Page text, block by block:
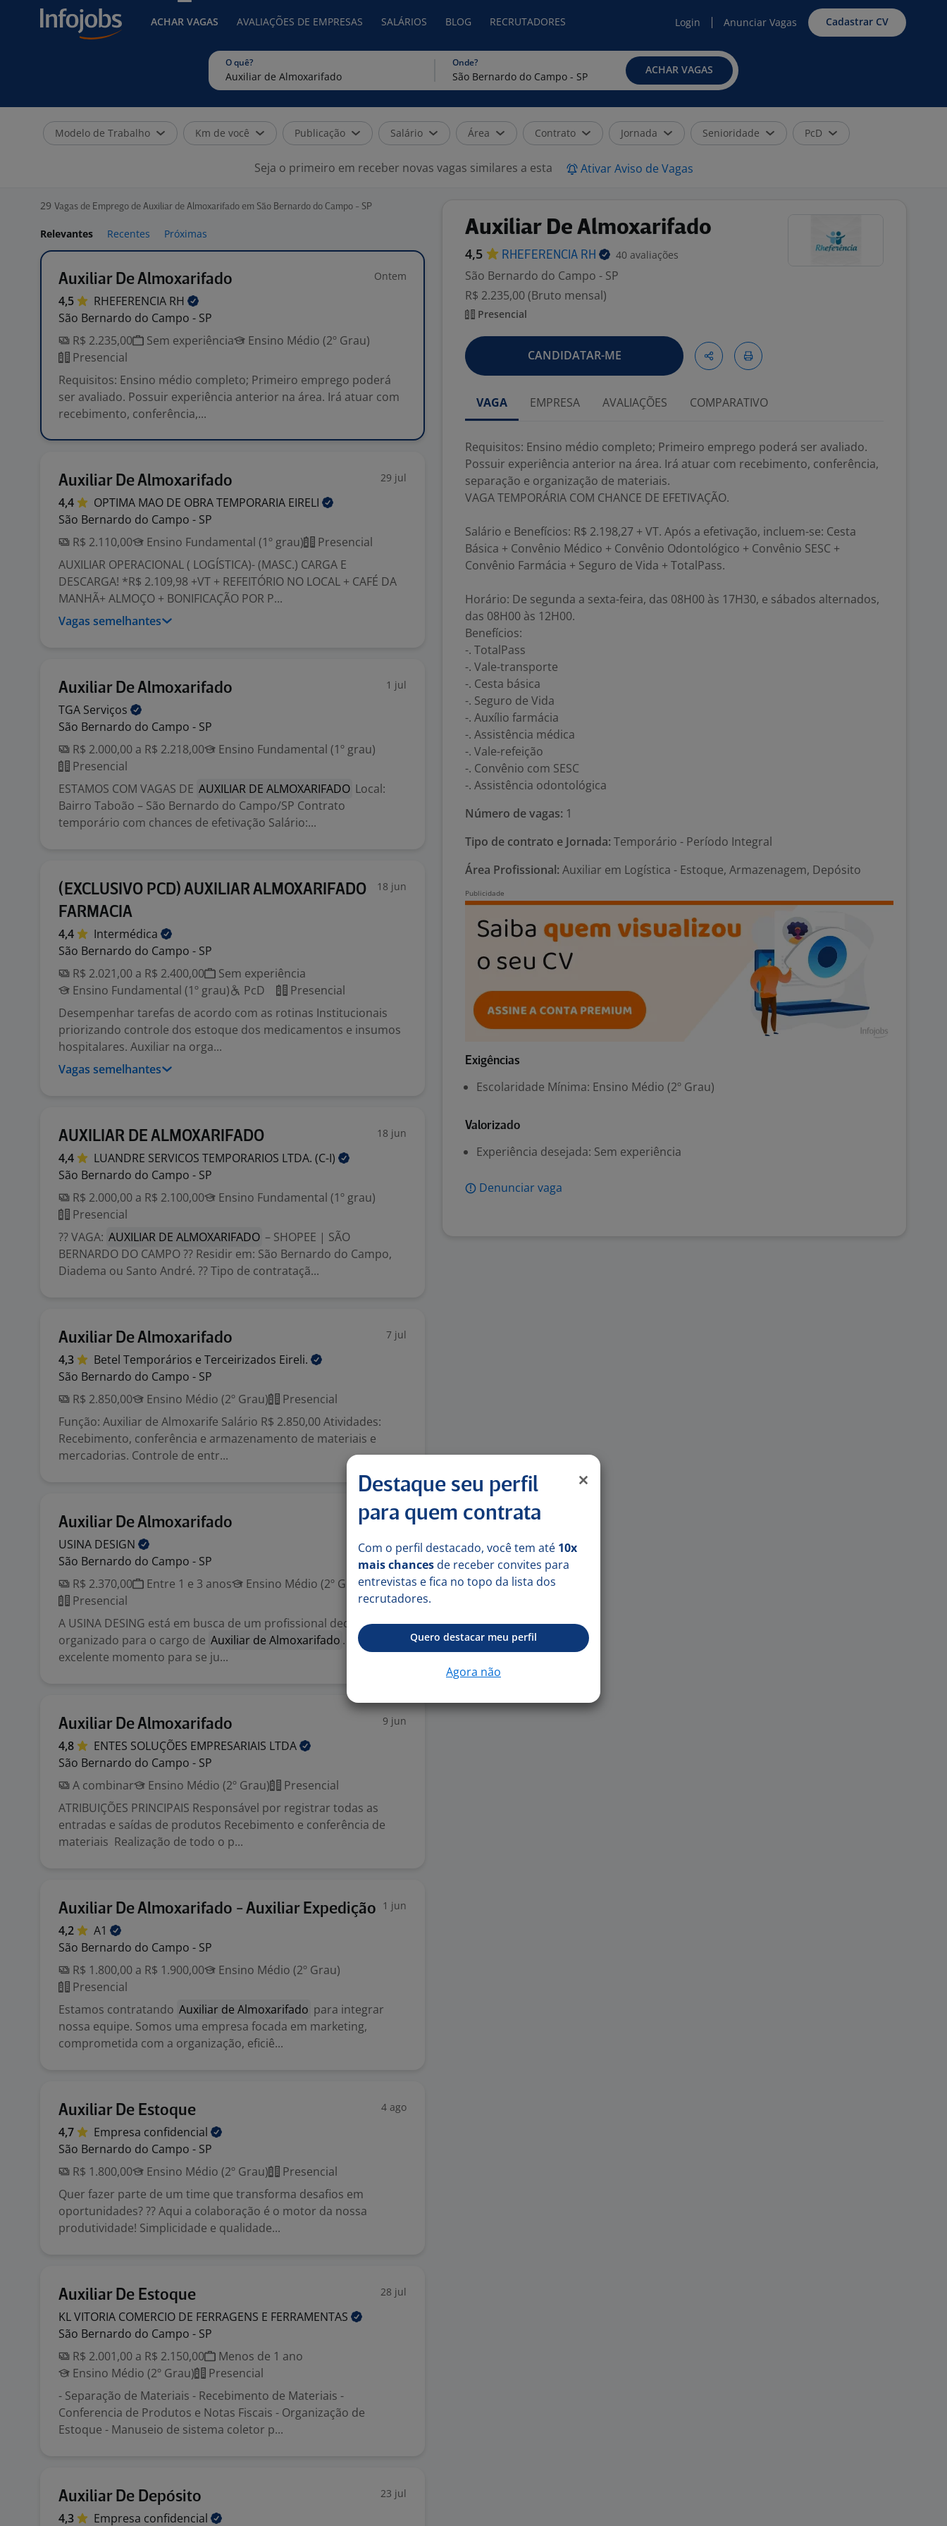
ACHAR VAGAS AVALIAÇÕES DE EMPRESAS SALÁRIOS BLOG RECRUTADORES Login Anunciar Vagas Cadastrar CV
O quê? Onde?
ACHAR VAGAS
Modelo de Trabalho Km de você Publicação Salário Área Contrato Jornada Senioridade PcD
Seja o primeiro em receber novas vagas similares a esta Ativar Aviso de Vagas
29 Vagas de Emprego de Auxiliar de Almoxarifado em São Bernardo do Campo - SP
Relevantes Recentes Próximas
Auxiliar De Almoxarifado Ontem
4,5 RHEFERENCIA RH
São Bernardo do Campo - SP
R$ 2.235,00
Sem experiência
Ensino Médio (2º Grau)
Presencial
Requisitos: Ensino médio completo; Primeiro emprego poderá
ser avaliado. Possuir experiência anterior na área. Irá atuar com
recebimento, conferência,...
Auxiliar De Almoxarifado 29 jul
4,4 OPTIMA MAO DE OBRA TEMPORARIA EIRELI
São Bernardo do Campo - SP
R$ 2.110,00
Ensino Fundamental (1º grau)
Presencial
AUXILIAR OPERACIONAL ( LOGÍSTICA)- (MASC.) CARGA E
DESCARGA! *R$ 2.109,98 +VT + REFEITÓRIO NO LOCAL + CAFÉ DA
MANHÃ+ ALMOÇO + BONIFICAÇÃO POR P...
Vagas semelhantes
Auxiliar De Almoxarifado 1 jul
TGA Serviços
São Bernardo do Campo - SP
R$ 2.000,00 a R$ 2.218,00
Ensino Fundamental (1º grau)
Presencial
ESTAMOS COM VAGAS DE AUXILIAR DE ALMOXARIFADO Local:
Bairro Taboão – São Bernardo do Campo/SP Contrato
temporário com chances de efetivação Salário:...
(EXCLUSIVO PCD) AUXILIAR ALMOXARIFADO
FARMACIA
18 jun
4,4
Intermédica
São Bernardo do Campo - SP
R$ 2.021,00 a R$ 2.400,00
Sem experiência
Ensino Fundamental (1º grau)
PcD
Presencial
Desempenhar tarefas de acordo com as rotinas Institucionais
priorizando controle dos estoque dos medicamentos e insumos
hospitalares. Auxiliar na orga...
Vagas semelhantes
AUXILIAR DE ALMOXARIFADO 18 jun
4,4 LUANDRE SERVICOS TEMPORARIOS LTDA. (C-I)
São Bernardo do Campo - SP
R$ 2.000,00 a R$ 2.100,00
Ensino Fundamental (1º grau)
Presencial
?? VAGA: AUXILIAR DE ALMOXARIFADO – SHOPEE | SÃO
BERNARDO DO CAMPO ?? Residir em: São Bernardo do Campo,
Diadema ou Santo André. ?? Tipo de contrataçã...
Auxiliar De Almoxarifado 7 jul
4,3 Betel Temporários e Terceirizados Eireli.
São Bernardo do Campo - SP
R$ 2.850,00
Ensino Médio (2º Grau)
Presencial
Função: Auxiliar de Almoxarife Salário R$ 2.850,00 Atividades:
Recebimento, conferência e armazenamento de materiais e
mercadorias. Controle de entr...
Auxiliar De Almoxarifado 1 jul
USINA DESIGN
São Bernardo do Campo - SP
R$ 2.370,00
Entre 1 e 3 anos
Ensino Médio (2º Grau)
Presencial
A USINA DESING está em busca de um profissional dedicado e
organizado para o cargo de Auxiliar de Almoxarifado . Este é um
excelente momento para se ju...
Auxiliar De Almoxarifado 9 jun
4,8 ENTES SOLUÇÕES EMPRESARIAIS LTDA
São Bernardo do Campo - SP
A combinar
Ensino Médio (2º Grau)
Presencial
ATRIBUIÇÕES PRINCIPAIS Responsável por registrar todas as
entradas e saídas de produtos Recebimento e conferência de
materiais Realização de todo o p...
Auxiliar De Almoxarifado - Auxiliar Expedição 1 jun
4,2
A1
São Bernardo do Campo - SP
R$ 1.800,00 a R$ 1.900,00
Ensino Médio (2º Grau)
Presencial
Estamos contratando Auxiliar de Almoxarifado para integrar
nossa equipe. Somos uma empresa focada em marketing,
comprometida com a organização, eficiê...
Auxiliar De Estoque 4 ago
4,7 Empresa confidencial
São Bernardo do Campo - SP
R$ 1.800,00
Ensino Médio (2º Grau)
Presencial
Quer fazer parte de um time que transforma desafios em
oportunidades? ?? Aqui a colaboração é o motor da nossa
produtividade! Simplicidade e qualidade...
Auxiliar De Estoque 28 jul
KL VITORIA COMERCIO DE FERRAGENS E FERRAMENTAS
São Bernardo do Campo - SP
R$ 2.001,00 a R$ 2.150,00
Menos de 1 ano
Ensino Médio (2º Grau)
Presencial
- Separação de Materiais - Recebimento de Materiais -
Conferencia de Produtos e Notas Fiscais - Organização de
Estoque - Manuseio de sistema coletor p...
Auxiliar De Depósito 23 jul
4,3 Empresa confidencial
Auxiliar De Almoxarifado
4,5 RHEFERENCIA RH 40 avaliações
São Bernardo do Campo - SP
R$ 2.235,00 (Bruto mensal)
Presencial
CANDIDATAR-ME
VAGA EMPRESA AVALIAÇÕES COMPARATIVO
Requisitos: Ensino médio completo; Primeiro emprego poderá ser avaliado.
Possuir experiência anterior na área. Irá atuar com recebimento, conferência,
separação e organização de materiais.
VAGA TEMPORÁRIA COM CHANCE DE EFETIVAÇÃO.
Salário e Benefícios: R$ 2.198,27 + VT. Após a efetivação, incluem-se: Cesta
Básica + Convênio Médico + Convênio Odontológico + Convênio SESC +
Convênio Farmácia + Seguro de Vida + TotalPass.
Horário: De segunda a sexta-feira, das 08H00 às 17H30, e sábados alternados,
das 08H00 às 12H00.
Benefícios:
-. TotalPass
-. Vale-transporte
-. Cesta básica
-. Seguro de Vida
-. Auxílio farmácia
-. Assistência médica
-. Vale-refeição
-. Convênio com SESC
-. Assistência odontológica
Número de vagas: 1
Tipo de contrato e Jornada: Temporário - Período Integral
Área Profissional: Auxiliar em Logística - Estoque, Armazenagem, Depósito
Exigências
Escolaridade Mínima: Ensino Médio (2º Grau)
Valorizado
Experiência desejada: Sem experiência
Denunciar vaga
Destaque seu perfil
para quem contrata
Com o perfil destacado, você tem até 10x
mais chances de receber convites para
entrevistas e fica no topo da lista dos
recrutadores.
Quero destacar meu perfil
Agora não